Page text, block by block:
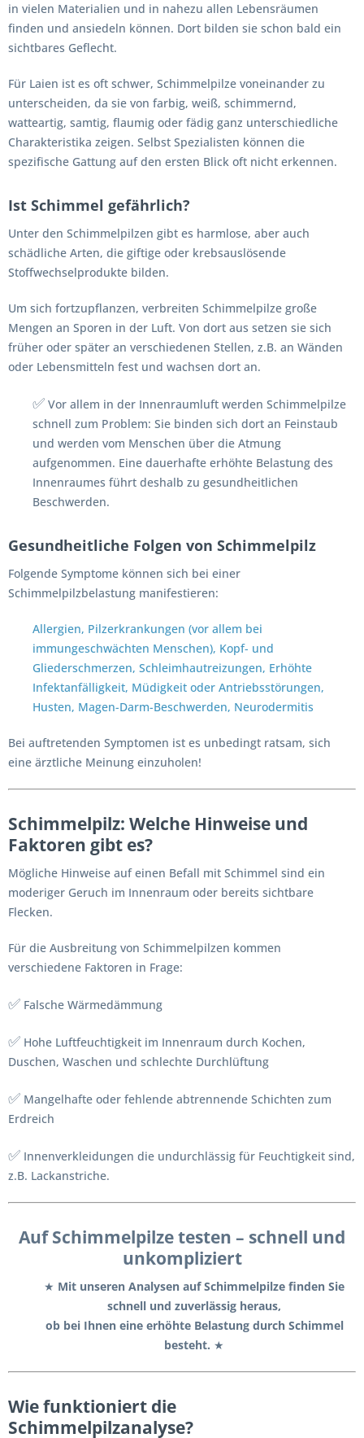
in vielen Materialien und in nahezu allen Lebensräumen
finden und ansiedeln können. Dort bilden sie schon bald ein
sichtbares Geflecht.
Für Laien ist es oft schwer, Schimmelpilze voneinander zu
unterscheiden, da sie von farbig, weiß, schimmernd,
watteartig, samtig, flaumig oder fädig ganz unterschiedliche
Charakteristika zeigen. Selbst Spezialisten können die
spezifische Gattung auf den ersten Blick oft nicht erkennen.
Ist Schimmel gefährlich?
Unter den Schimmelpilzen gibt es harmlose, aber auch
schädliche Arten, die giftige oder krebsauslösende
Stoffwechselprodukte bilden.
Um sich fortzupflanzen, verbreiten Schimmelpilze große
Mengen an Sporen in der Luft. Von dort aus setzen sie sich
früher oder später an verschiedenen Stellen, z.B. an Wänden
oder Lebensmitteln fest und wachsen dort an.
✅ Vor allem in der Innenraumluft werden Schimmelpilze
schnell zum Problem: Sie binden sich dort an Feinstaub
und werden vom Menschen über die Atmung
aufgenommen. Eine dauerhafte erhöhte Belastung des
Innenraumes führt deshalb zu gesundheitlichen
Beschwerden.
Gesundheitliche Folgen von Schimmelpilz
Folgende Symptome können sich bei einer
Schimmelpilzbelastung manifestieren:
Allergien, Pilzerkrankungen (vor allem bei
immungeschwächten Menschen), Kopf- und
Gliederschmerzen, Schleimhautreizungen, Erhöhte
Infektanfälligkeit, Müdigkeit oder Antriebsstörungen,
Husten, Magen-Darm-Beschwerden, Neurodermitis
Bei auftretenden Symptomen ist es unbedingt ratsam, sich
eine ärztliche Meinung einzuholen!
Schimmelpilz: Welche Hinweise und
Faktoren gibt es?
Mögliche Hinweise auf einen Befall mit Schimmel sind ein
moderiger Geruch im Innenraum oder bereits sichtbare
Flecken.
Für die Ausbreitung von Schimmelpilzen kommen
verschiedene Faktoren in Frage:
✅ Falsche Wärmedämmung
✅ Hohe Luftfeuchtigkeit im Innenraum durch Kochen,
Duschen, Waschen und schlechte Durchlüftung
✅ Mangelhafte oder fehlende abtrennende Schichten zum
Erdreich
✅ Innenverkleidungen die undurchlässig für Feuchtigkeit sind,
z.B. Lackanstriche.
Auf Schimmelpilze testen – schnell und
unkompliziert
★ Mit unseren Analysen auf Schimmelpilze finden Sie
schnell und zuverlässig heraus,
ob bei Ihnen eine erhöhte Belastung durch Schimmel
besteht. ★
Wie funktioniert die
Schimmelpilzanalyse?